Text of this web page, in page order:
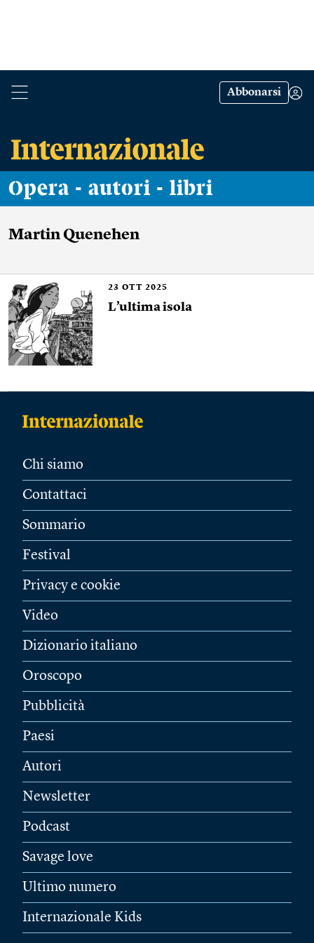
Abbonarsi
Opera - autori - libri
Martin Quenehen
23 OTT 2025
L’ultima isola
Chi siamo
Contattaci
Sommario
Festival
Privacy e cookie
Video
Dizionario italiano
Oroscopo
Pubblicità
Paesi
Autori
Newsletter
Podcast
Savage love
Ultimo numero
Internazionale Kids